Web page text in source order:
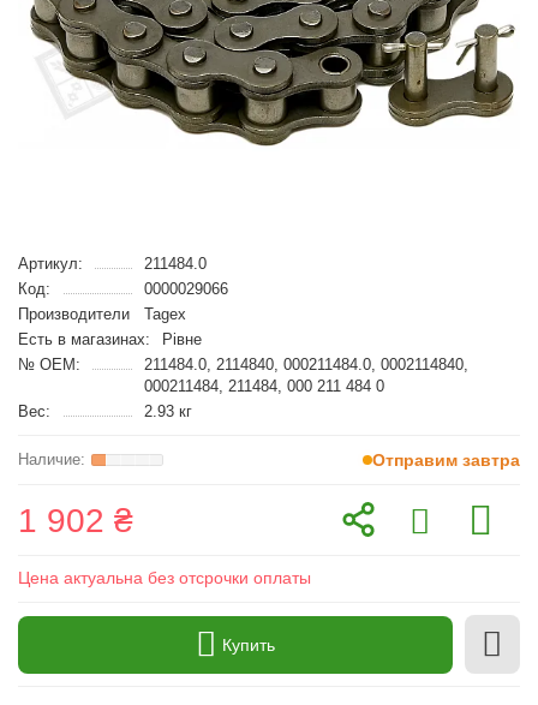
Артикул:
211484.0
Код:
0000029066
Производители
Tagex
Есть в магазинах:
Рівне
№ OEM:
211484.0, 2114840, 000211484.0, 0002114840,
000211484, 211484, 000 211 484 0
Вес:
2.93 кг
Отправим завтра
1 902 ₴
Цена актуальна без отсрочки оплаты
Купить